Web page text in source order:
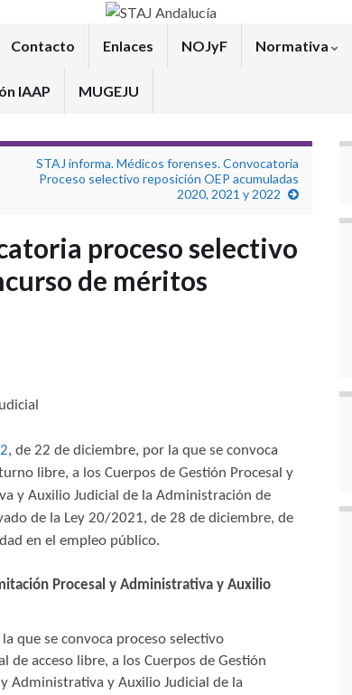
Contacto Enlaces NOJyF Normativa
IAAP MUGEJU
STAJ informa. Médicos forenses. Convocatoria
Proceso selectivo reposición OEP acumuladas
2020, 2021 y 2022
proceso selectivo
de méritos
, de 22 de diciembre, por la que se convoca
libre, a los Cuerpos de Gestión Procesal y
y Auxilio Judicial de la Administración de
de la Ley 20/2021, de 28 de diciembre, de
en el empleo público.
Procesal y Administrativa y Auxilio
que se convoca proceso selectivo
de acceso libre, a los Cuerpos de Gestión
Administrativa y Auxilio Judicial de la